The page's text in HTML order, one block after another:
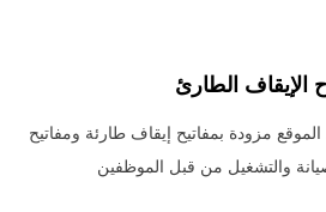
الإيقاف الطارئ
مزودة بمفاتيح إيقاف طارئة ومفاتيح